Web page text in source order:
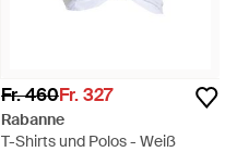
Fr. 460Fr. 327
Rabanne
T-Shirts und Polos - Weiß